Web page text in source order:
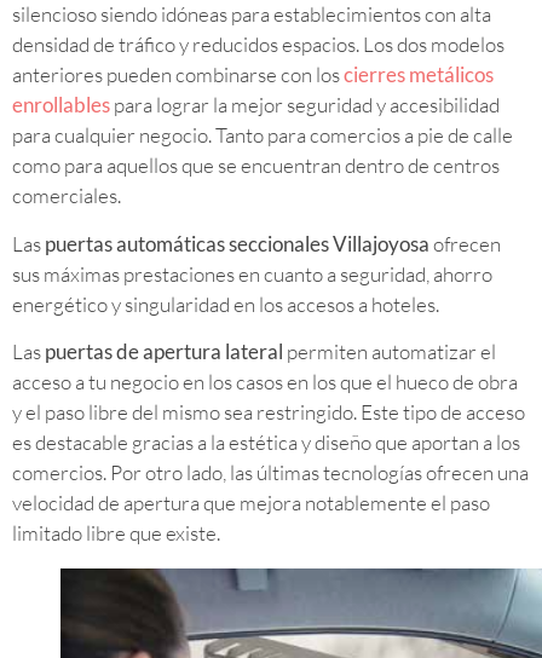
silencioso siendo idóneas para establecimientos con alta
densidad de tráfico y reducidos espacios. Los dos modelos
anteriores pueden combinarse con loscierres metálicos
enrollablespara lograr la mejor seguridad y accesibilidad
para cualquier negocio. Tanto para comercios a pie de calle
como para aquellos que se encuentran dentro de centros
comerciales.
Laspuertas automáticas seccionales Villajoyosaofrecen
sus máximas prestaciones en cuanto a seguridad, ahorro
energético y singularidad en los accesos a hoteles.
Laspuertas de apertura lateral permiten automatizar el
acceso a tu negocio en los casos en los que el hueco de obra
y el paso libre del mismo sea restringido. Este tipo de acceso
es destacable gracias a la estética y diseño que aportan a los
comercios. Por otro lado, las últimas tecnologías ofrecen una
velocidad de apertura que mejora notablemente el paso
limitado libre que existe.